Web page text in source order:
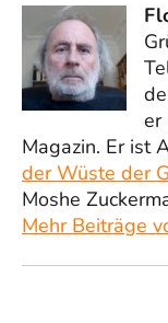
er
Magazin. Er ist
der Wüste der
Moshe
Mehr Beiträge